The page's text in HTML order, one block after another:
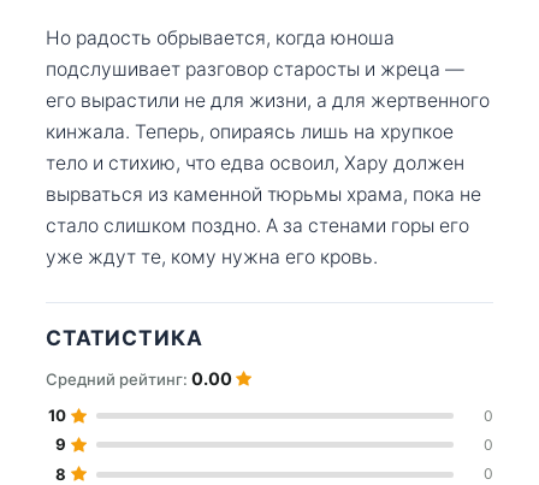
Но радость обрывается, когда юноша
подслушивает разговор старосты и жреца —
его вырастили не для жизни, а для жертвенного
кинжала. Теперь, опираясь лишь на хрупкое
тело и стихию, что едва освоил, Хару должен
вырваться из каменной тюрьмы храма, пока не
стало слишком поздно. А за стенами горы его
уже ждут те, кому нужна его кровь.
СТАТИСТИКА
Средний рейтинг: 0.00
10 0
9 0
8 0